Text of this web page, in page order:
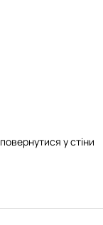
у стіни